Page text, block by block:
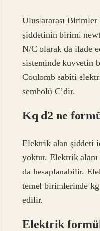
Uluslararası
şiddetinin birimi
N/C olarak da ifade
sisteminde kuvvetin
Coulomb sabiti
sembolü C’dir.
Kq d2 ne
Elektrik alan şiddeti
yoktur. Elektrik
da hesaplanabilir.
temel birimlerinde
edilir.
Elektrik